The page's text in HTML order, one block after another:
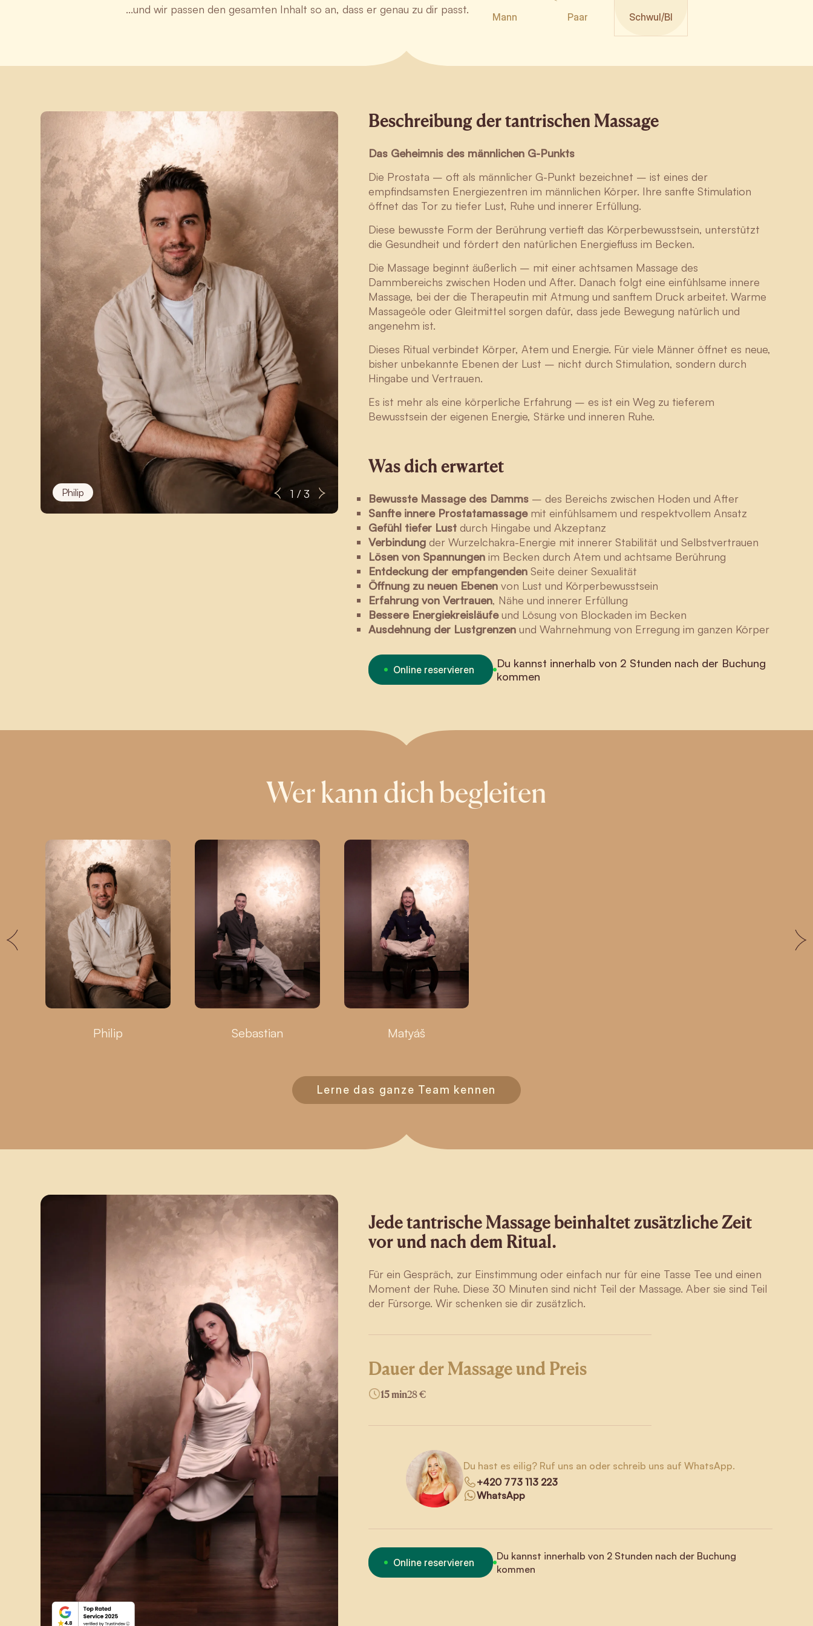
...und wir passen den gesamten Inhalt so an, dass er genau zu dir passt.
Mann Paar Schwul/BI
Philip Sebastian Matyáš
1 / 3
Beschreibung der tantrischen Massage
Das Geheimnis des männlichen G-Punkts
Die Prostata – oft als männlicher G-Punkt bezeichnet – ist eines der
empfindsamsten Energiezentren im männlichen Körper. Ihre sanfte Stimulation
öffnet das Tor zu tiefer Lust, Ruhe und innerer Erfüllung.
Diese bewusste Form der Berührung vertieft das Körperbewusstsein, unterstützt
die Gesundheit und fördert den natürlichen Energiefluss im Becken.
Die Massage beginnt äußerlich – mit einer achtsamen Massage des
Dammbereichs zwischen Hoden und After. Danach folgt eine einfühlsame innere
Massage, bei der die Therapeutin mit Atmung und sanftem Druck arbeitet. Warme
Massageöle oder Gleitmittel sorgen dafür, dass jede Bewegung natürlich und
angenehm ist.
Dieses Ritual verbindet Körper, Atem und Energie. Für viele Männer öffnet es neue,
bisher unbekannte Ebenen der Lust – nicht durch Stimulation, sondern durch
Hingabe und Vertrauen.
Es ist mehr als eine körperliche Erfahrung – es ist ein Weg zu tieferem
Bewusstsein der eigenen Energie, Stärke und inneren Ruhe.
Was dich erwartet
Bewusste Massage des Damms – des Bereichs zwischen Hoden und After
Sanfte innere Prostatamassagemit einfühlsamem und respektvollem Ansatz
Gefühl tiefer Lust durch Hingabe und Akzeptanz
Verbindungder Wurzelchakra-Energie mit innerer Stabilität und Selbstvertrauen
Lösen von Spannungenim Becken durch Atem und achtsame Berührung
Entdeckung der empfangenden Seite deiner Sexualität
Öffnung zu neuen Ebenen von Lust und Körperbewusstsein
Erfahrung von Vertrauen, Nähe und innerer Erfüllung
Bessere Energiekreisläufeund Lösung von Blockaden im Becken
Ausdehnung der Lustgrenzen und Wahrnehmung von Erregung im ganzen Körper
Online reservieren
Du kannst innerhalb von 2 Stunden nach der Buchung
kommen
Wer kann dich begleiten
Philip Sebastian Matyáš
Lerne das ganze Team kennen
Jede tantrische Massage beinhaltet zusätzliche Zeit
vor und nach dem Ritual.
Für ein Gespräch, zur Einstimmung oder einfach nur für eine Tasse Tee und einen
Moment der Ruhe. Diese 30 Minuten sind nicht Teil der Massage. Aber sie sind Teil
der Fürsorge. Wir schenken sie dir zusätzlich.
Dauer der Massage und Preis
15 min28 €
Du hast es eilig? Ruf uns an oder schreib uns auf WhatsApp.
+420 773 113 223
WhatsApp
Online reservieren
Du kannst innerhalb von 2 Stunden nach der Buchung
kommen